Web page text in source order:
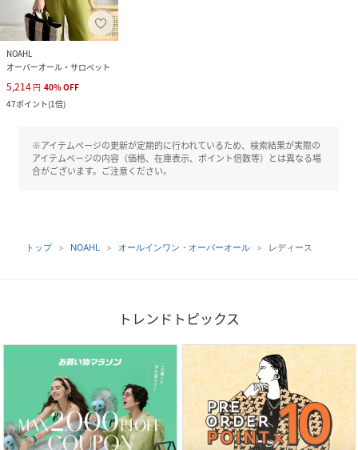
NOAHL
オーバーオール・サロペット
5,214 円 40%OFF
47ポイント(1倍)
※アイテムページの更新が定期的に行われているため、検索結果が実際の
アイテムページの内容（価格、在庫表示、ポイント倍数等）とは異なる場
合がございます。ご注意ください。
トップ NOAHL オールインワン・オーバーオール レディース
トレンドトピックス